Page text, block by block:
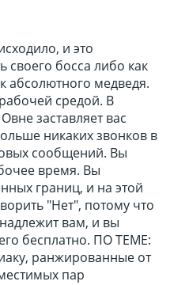
и это
своего босса либо как
абсолютного медведя.
средой. В
заставляет вас
никаких звонков в
сообщений. Вы
время. Вы
границ, и на этой
"Нет", потому что
вам, и вы
бесплатно. ПО ТЕМЕ:
ранжированные от
пар